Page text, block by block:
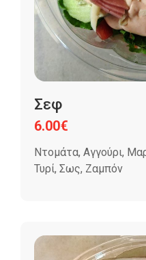
Σεφ
6.00€
Ντομάτα, Αγγούρι,
Τυρί, Σως, Ζαμπόν